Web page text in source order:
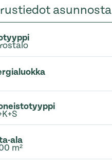
asunnosta
ala
m²